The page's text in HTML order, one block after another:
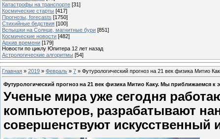
Катастрофы на транспорте [31]
Космические старты [417]
Прогнозы, forecasts [1750]
Стихийные бедствия [100]
Вспышки на Солнце, магнитные бури [851]
Космические новости [482]
Архив времени [179]
Новости по циклу Юпитера 12 лет назад
Астрологические алгоритмы [54]
Главная » 2019 » Февраль » 7 » Футурологический прогноз на 21 век физика Митио
Футурологический прогноз на 21 век физика Митио Каку. Мы приближаемся к
Ученые мира уже сегодня
компьютеров, разрабатывают
совершенствуют искусственный